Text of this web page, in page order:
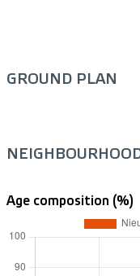
GROUND PLAN
Age composition (%)